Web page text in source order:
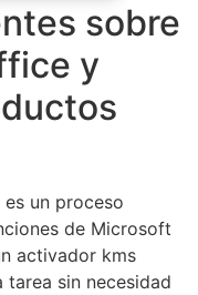
sobre
y
un proceso
de Microsoft
activador kms
sin necesidad